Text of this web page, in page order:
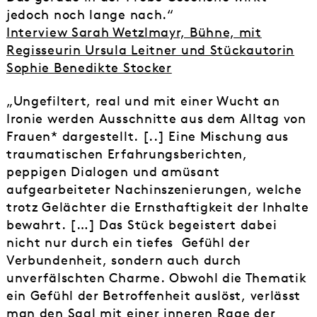
jedoch noch lange nach.“
Interview Sarah Wetzlmayr, Bühne, mit
Regisseurin Ursula Leitner und Stückautorin
Sophie Benedikte Stocker
„Ungefiltert, real und mit einer Wucht an
Ironie werden Ausschnitte aus dem Alltag von
Frauen* dargestellt. [..] Eine Mischung aus
traumatischen Erfahrungsberichten,
peppigen Dialogen und amüsant
aufgearbeiteter Nachinszenierungen, welche
trotz Gelächter die Ernsthaftigkeit der Inhalte
bewahrt. […] Das Stück begeistert dabei
nicht nur durch ein tiefes Gefühl der
Verbundenheit, sondern auch durch
unverfälschten Charme. Obwohl die Thematik
ein Gefühl der Betroffenheit auslöst, verlässt
man den Saal mit einer inneren Rage der